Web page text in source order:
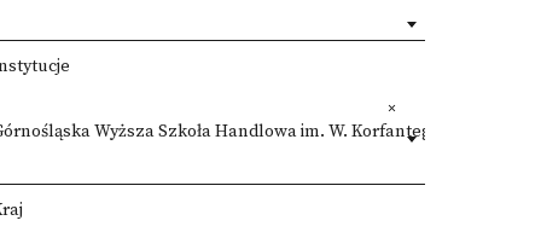
Wyższa Szkoła Handlowa im. W. Korfantego w